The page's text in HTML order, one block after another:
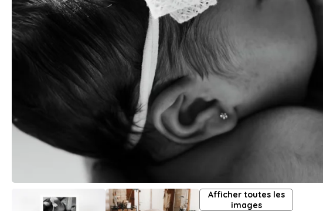
Afficher toutes les
images